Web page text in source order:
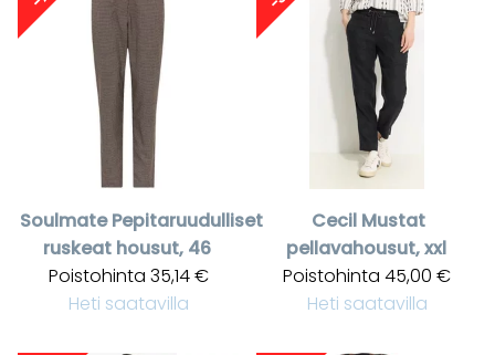
Soulmate Pepitaruudulliset
ruskeat housut, 46
Poistohinta 35,14 €
Heti saatavilla
Cecil Mustat
pellavahousut, xxl
Poistohinta 45,00 €
Heti saatavilla